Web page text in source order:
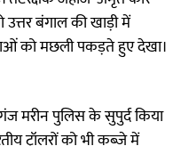
बंगाल की खाड़ी में
को मछली पकड़ते हुए देखा।
मरीन पुलिस के सुपुर्द किया
ट्रॉलरों को भी कब्जे में